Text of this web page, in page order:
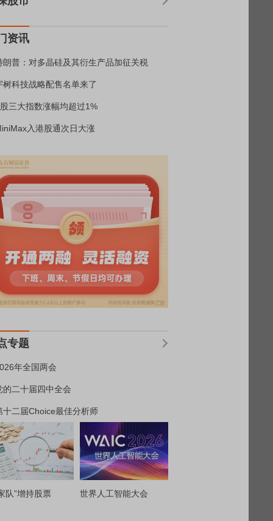
资讯
朗普：对多晶硅及其衍生产品加征关税
树科技战略配售名单来了
三大指数涨幅均超过1%
入港股通次日大涨
专题
年全国两会
的二十届四中全会
十二届Choice最佳分析师
队”增持股票 世界人工智能大会